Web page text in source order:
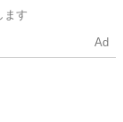
ます
Ad